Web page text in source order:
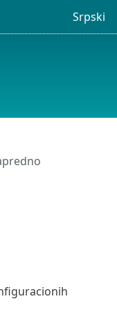
Srpski